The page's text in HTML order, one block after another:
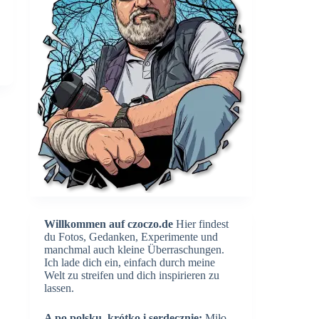
Willkommen auf czoczo.de Hier findest
du Fotos, Gedanken, Experimente und
manchmal auch kleine Überraschungen.
Ich lade dich ein, einfach durch meine
Welt zu streifen und dich inspirieren zu
lassen.